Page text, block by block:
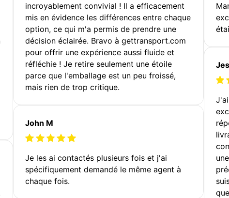
incroyablement convivial ! Il a efficacement
mis en évidence les différences entre chaque
option, ce qui m'a permis de prendre une
décision éclairée. Bravo à gettransport.com
pour offrir une expérience aussi fluide et
réfléchie ! Je retire seulement une étoile
parce que l'emballage est un peu froissé,
mais rien de trop critique.
John M
Je les ai contactés plusieurs fois et j'ai
spécifiquement demandé le même agent à
chaque fois.